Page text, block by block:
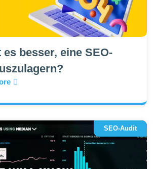
besser, eine SEO-
SEO-Audit